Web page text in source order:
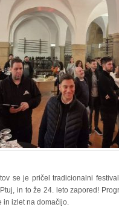
se je pričel tradicionalni
in to že 24. leto zapored!
in izlet na domačijo.